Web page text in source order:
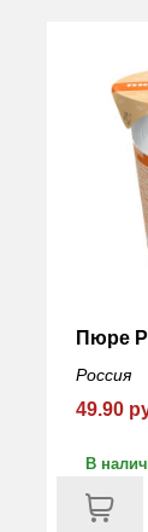
Пюре
Россия
49.90
В